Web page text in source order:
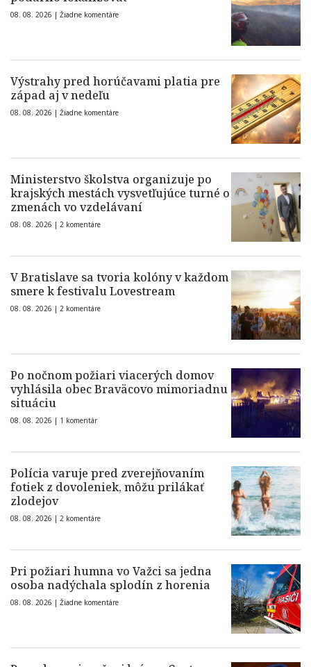
08. 08. 2026 | Žiadne komentáre
Výstrahy pred horúčavami platia pre
západ aj v nedeľu
08. 08. 2026 | Žiadne komentáre
Ministerstvo školstva organizuje po
krajských mestách vysvetľujúce turné o
zmenách vo vzdelávaní
08. 08. 2026 | 2 komentáre
V Bratislave sa tvoria kolóny v každom
smere k festivalu Lovestream
08. 08. 2026 | 2 komentáre
Po nočnom požiari viacerých domov
vyhlásila obec Braväcovo mimoriadnu
situáciu
08. 08. 2026 | 1 komentár
Polícia varuje pred zverejňovaním
fotiek z dovoleniek, môžu prilákať
zlodejov
08. 08. 2026 | 2 komentáre
Pri požiari humna vo Važci sa jedna
osoba nadýchala splodín z horenia
08. 08. 2026 | Žiadne komentáre